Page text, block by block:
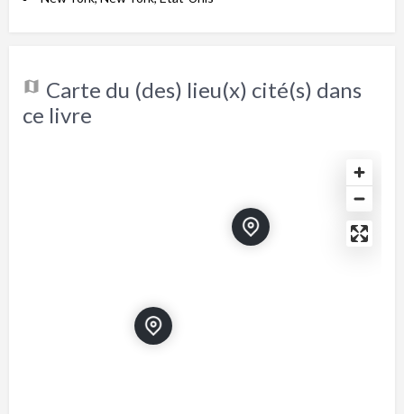
Carte du (des) lieu(x) cité(s) dans
ce livre